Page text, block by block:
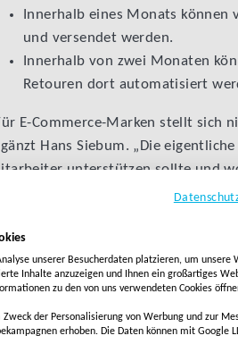
Innerhalb eines Monats
und versendet werden.
Innerhalb von zwei Monaten
Retouren dort automatisiert
E-Commerce-Marken stellt sich
Hans Siebum. „Die
unterstützen sollte und
hybrides Modell entwickelt.“
Hans Siebum
Geschäftsführer / Leiter
ALLE BLOGS
unserer Besucherdaten platzieren, um unsere
Inhalte anzuzeigen und Ihnen ein großartiges
zu den von uns verwendeten Cookies
Zweck der Personalisierung von Werbung und zur
erhoben. Die Daten können mit Google